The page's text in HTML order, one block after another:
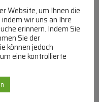
VISA
Website, um Ihnen die
wir uns an Ihre
erinnern. Indem Sie
Sie der
können jedoch
eine kontrollierte